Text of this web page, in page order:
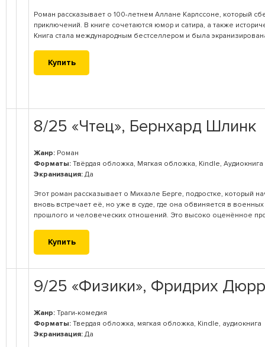
Роман рассказывает о 100-летнем Аллане Карлссоне, который
приключений. В книге сочетаются юмор и сатира, а также
Книга стала международным бестселлером и была
Купить
8/25 «Чтец», Бернхард Шлинк
Жанр: Роман
Форматы: Твёрдая обложка, Мягкая обложка, Kindle, Аудиокнига
Экранизация: Да
Этот роман рассказывает о Михаэле Берге, подростке, который
вновь встречает её, но уже в суде, где она обвиняется в
прошлого и человеческих отношений. Это высоко оценённое
Купить
9/25 «Физики», Фридрих
Жанр: Траги-комедия
Форматы: Твердая обложка, мягкая обложка, Kindle, аудиокнига
Экранизация: Да